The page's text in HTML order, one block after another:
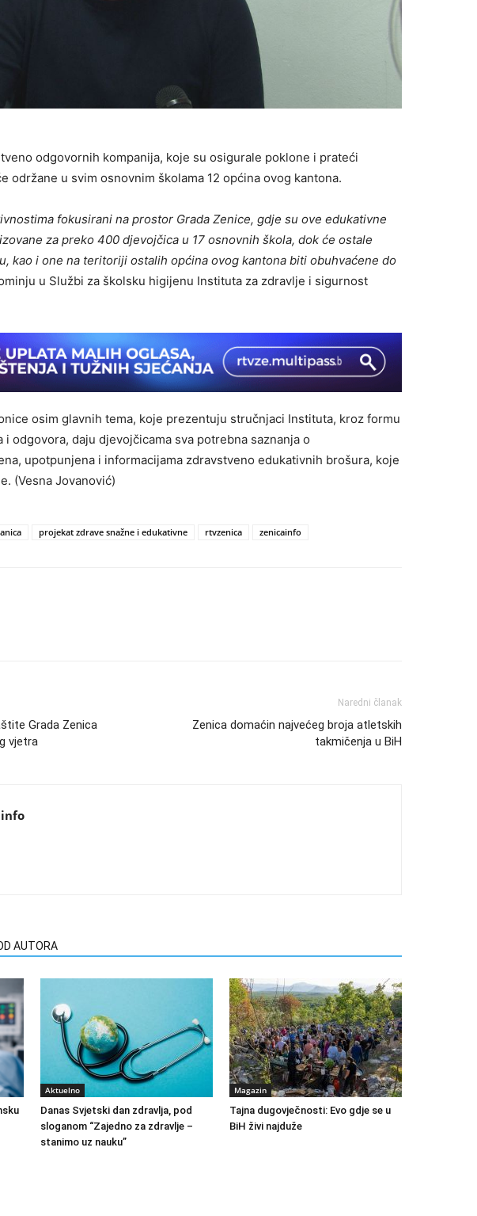
odgovornih kompanija, koje su osigurale poklone i prateći
održane u svim osnovnim školama 12 općina ovog kantona.
fokusirani na prostor Grada Zenice, gdje su ove edukativne
za preko 400 djevojčica u 17 osnovnih škola, dok će ostale
kao i one na teritoriji ostalih općina ovog kantona biti obuhvaćene do
u Službi za školsku higijenu Instituta za zdravlje i sigurnost
osim glavnih tema, koje prezentuju stručnjaci Instituta, kroz formu
odgovora, daju djevojčicama sva potrebna saznanja o
upotpunjena i informacijama zdravstveno edukativnih brošura, koje
(Vesna Jovanović)
projekat zdrave snažne i edukativne rtvzenica zenicainfo
Grada Zenica
vjetra
Naredni članak
Zenica domaćin najvećeg broja atletskih
takmičenja u BiH
AUTORA
Aktuelno
Danas Svjetski dan zdravlja, pod
sloganom “Zajedno za zdravlje –
stanimo uz nauku”
Magazin
Tajna dugovječnosti: Evo gdje se u
BiH živi najduže